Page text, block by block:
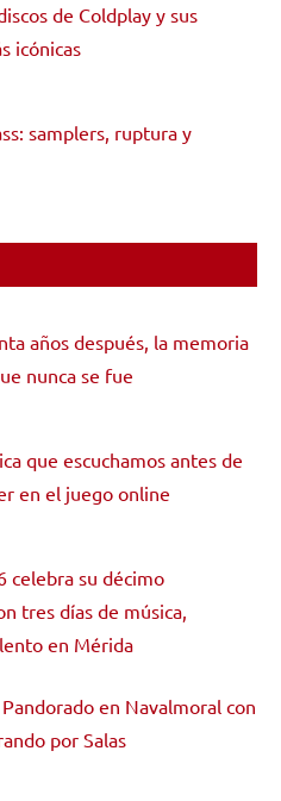
de Coldplay y sus
icónicas
samplers, ruptura y
años después, la memoria
nunca se fue
que escuchamos antes de
en el juego online
celebra su décimo
tres días de música,
en Mérida
en Navalmoral con
por Salas